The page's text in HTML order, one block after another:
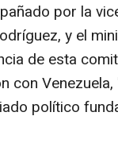
por la
y el
de esta
con
político